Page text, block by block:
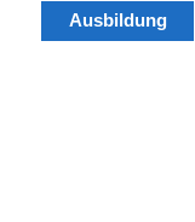
Ausbildung